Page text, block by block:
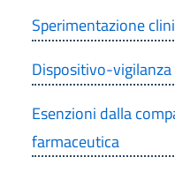
Sperimentazione
Dispositivo-vigilanza
Esenzioni dalla
farmaceutica